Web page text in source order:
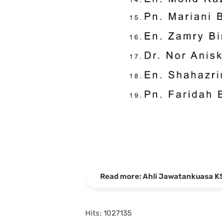
Read more: Ahli Jawatankuasa
Hits: 1027135